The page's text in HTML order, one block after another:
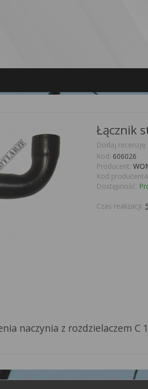
Łącznik
Dodaj recenzję:
Kod: 606026
Producent:
Kod
Dostępność:
Czas realizacji:
naczynia z rozdzielaczem C